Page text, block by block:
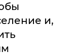
и,